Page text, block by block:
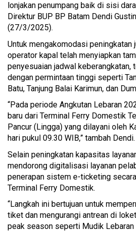
lonjakan penumpang baik di sisi
Direktur BUP BP Batam Dendi
(27/3/2025).
Untuk mengakomodasi peningkatan
operator kapal telah menyiapkan
penyesuaian jadwal keberangkatan,
dengan permintaan tinggi seperti
Batu, Tanjung Balai Karimun, dan
“Pada periode Angkutan Lebaran
baru dari Terminal Ferry Domestik
Pancur (Lingga) yang dilayani oleh
hari pukul 09.30 WIB,” tambah Dendi.
Selain peningkatan kapasitas
mendorong digitalisasi layanan
penerapan sistem e-ticketing
Terminal Ferry Domestik.
“Langkah ini bertujuan untuk
tiket dan mengurangi antrean di
peak season seperti Mudik Lebaran